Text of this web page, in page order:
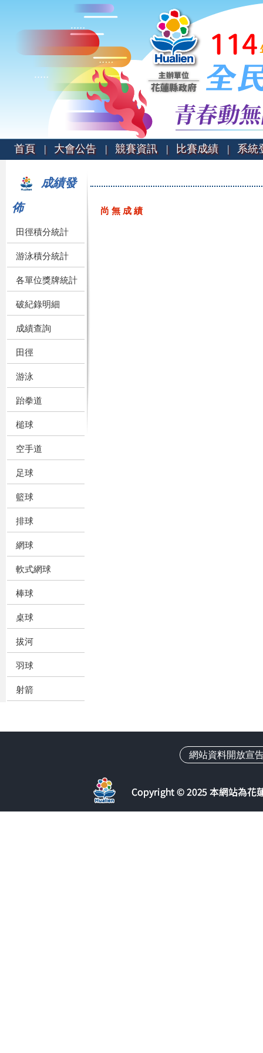
首頁 | 大會公告 | 競賽資訊 | 比賽成績 | 系
成績發
佈
田徑積分統計
游泳積分統計
各單位獎牌統計
破紀錄明細
成績查詢
田徑
游泳
跆拳道
槌球
空手道
足球
籃球
排球
網球
軟式網球
棒球
桌球
拔河
羽球
射箭
尚 無 成 績
網站資料開放宣